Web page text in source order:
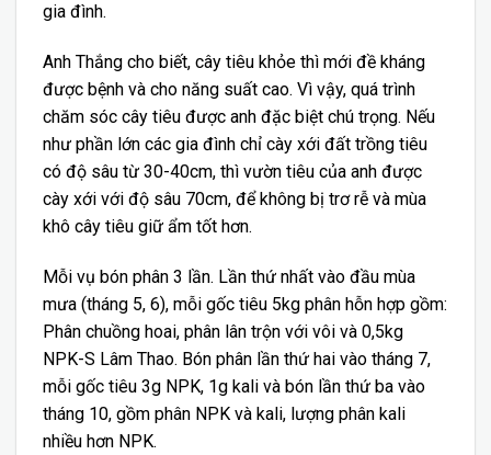
gia đình.
Anh Thắng cho biết, cây tiêu khỏe thì mới đề kháng
được bệnh và cho năng suất cao. Vì vậy, quá trình
chăm sóc cây tiêu được anh đặc biệt chú trọng. Nếu
như phần lớn các gia đình chỉ cày xới đất trồng tiêu
có độ sâu từ 30-40cm, thì vườn tiêu của anh được
cày xới với độ sâu 70cm, để không bị trơ rễ và mùa
khô cây tiêu giữ ẩm tốt hơn.
Mỗi vụ bón phân 3 lần. Lần thứ nhất vào đầu mùa
mưa (tháng 5, 6), mỗi gốc tiêu 5kg phân hỗn hợp gồm:
Phân chuồng hoai, phân lân trộn với vôi và 0,5kg
NPK-S Lâm Thao. Bón phân lần thứ hai vào tháng 7,
mỗi gốc tiêu 3g NPK, 1g kali và bón lần thứ ba vào
tháng 10, gồm phân NPK và kali, lượng phân kali
nhiều hơn NPK.